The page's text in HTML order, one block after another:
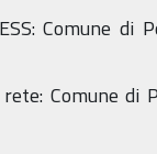
Comune di
Comune di